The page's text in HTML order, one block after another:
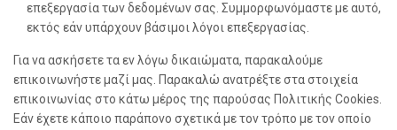
επεξεργασία των δεδομένων σας. Συμμορφωνόμαστε με αυτό,
εκτός εάν υπάρχουν βάσιμοι λόγοι επεξεργασίας.
Για να ασκήσετε τα εν λόγω δικαιώματα, παρακαλούμε
επικοινωνήστε μαζί μας. Παρακαλώ ανατρέξτε στα στοιχεία
επικοινωνίας στο κάτω μέρος της παρούσας Πολιτικής Cookies.
Εάν έχετε κάποιο παράπονο σχετικά με τον τρόπο με τον οποίο